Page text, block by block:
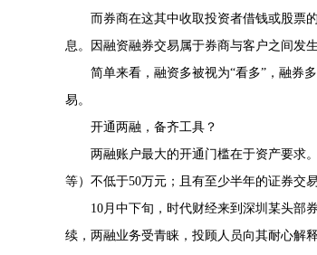
而券商在这其中收取投资者借钱或股票
息。因融资融券交易属于券商与客户之间发
简单来看，融资多被视为“看多”，融券
易。
开通两融，备齐工具？
两融账户最大的开通门槛在于资产要求
等）不低于50万元；且有至少半年的证券交
10月中下旬，时代财经来到深圳某头部
续，两融业务受青睐，投顾人员向其耐心解